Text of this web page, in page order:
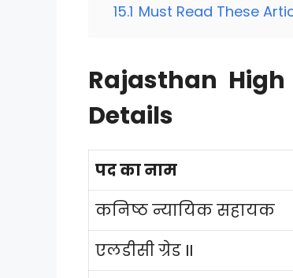
15.1 Must Read These
Rajasthan
Details
पद का नाम
कनिष्ठ न्यायिक सहायक
एलडीसी ग्रेड II